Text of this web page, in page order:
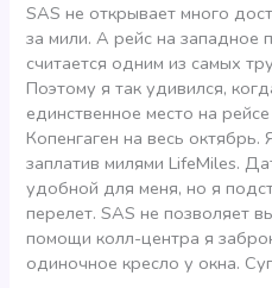
SAS не открывает много
за мили. А рейс на
считается одним из самых
Поэтому я так удивился,
единственное место на
Копенгаген на весь октябрь.
заплатив милями LifeMiles.
удобной для меня, но я
перелет. SAS не позволяет
помощи колл-центра я
одиночное кресло у окна.